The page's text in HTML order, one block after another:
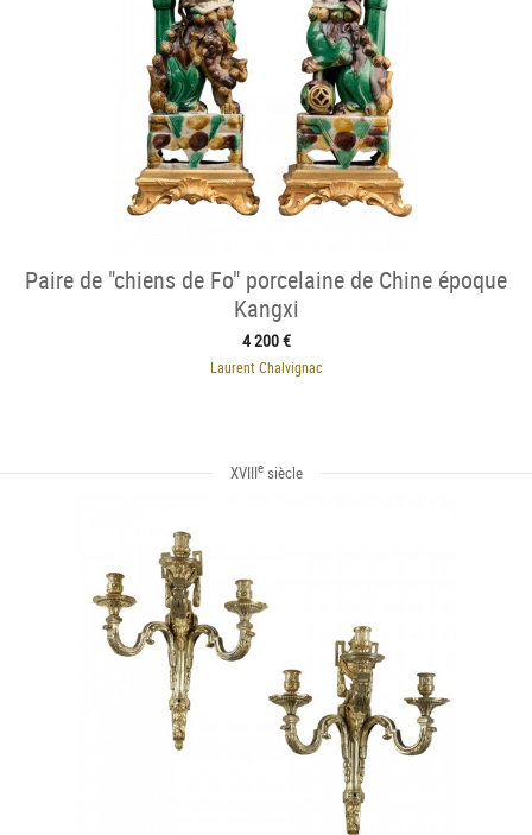
Paire de "chiens de Fo" porcelaine de Chine époque
Kangxi
4 200 €
Laurent Chalvignac
XVIIIesiècle